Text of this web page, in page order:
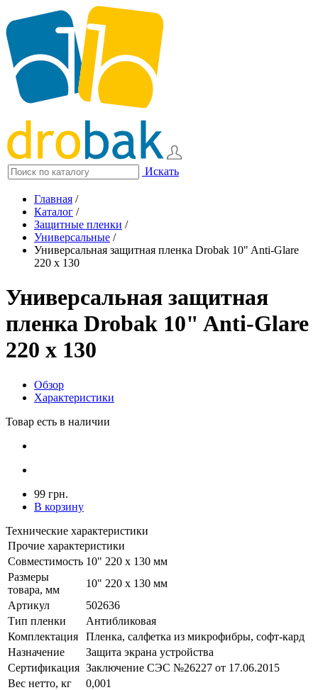
Искать
Главная /
Каталог /
Защитные пленки /
Универсальные /
Универсальная защитная пленка Drobak 10" Anti-Glare
220 x 130
Универсальная защитная
пленка Drobak 10" Anti-Glare
220 x 130
Обзор
Характеристики
Товар есть в наличии
99 грн.
В корзину
Технические характеристики
Прочие характеристики
Совместимость 10" 220 x 130 мм
Размеры
товара, мм
10" 220 x 130 мм
Артикул
502636
Тип пленки
Антибликовая
Комплектация
Пленка, салфетка из микрофибры, софт-кард
Назначение
Защита экрана устройства
Сертификация Заключение СЭС №26227 от 17.06.2015
Вес нетто, кг
0,001